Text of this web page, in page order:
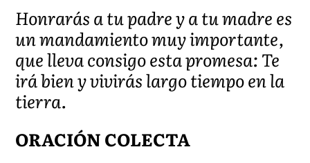
Honrarás a tu padre y a tu madre es
un mandamiento muy importante,
que lleva consigo esta promesa: Te
irá bien y vivirás largo tiempo en la
tierra.
ORACIÓN COLECTA